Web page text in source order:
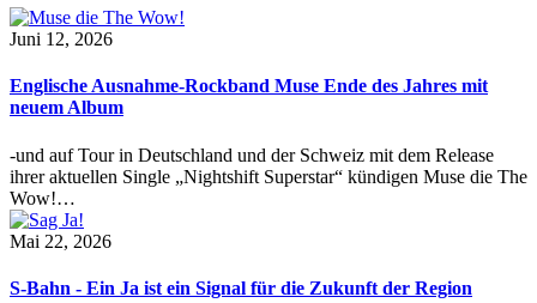
Juni 12, 2026
Englische Ausnahme-Rockband Muse Ende des Jahres mit
neuem Album
-und auf Tour in Deutschland und der Schweiz mit dem Release
ihrer aktuellen Single „Nightshift Superstar“ kündigen Muse die The
Wow!…
Mai 22, 2026
S-Bahn - Ein Ja ist ein Signal für die Zukunft der Region